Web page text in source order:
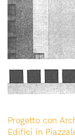
Progetto con
Edifici in